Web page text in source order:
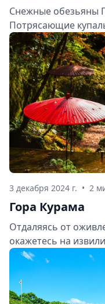
Снежные обезьяны
Потрясающие
Японии
3 декабря 2024 г. • 2
Гора Курама
Отдаляясь от
окажетесь на
природного оазиса,
городского шума.
как священное, что
потрясающих